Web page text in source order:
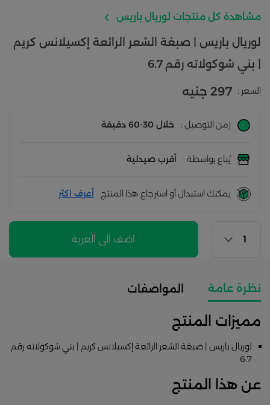
مشاهدة كل منتجات لوريال باريس
لوريال باريس | صبغة الشعر الرائعة إكسيلانس كريم
| بني شوكولاته رقم 6.7
السعر : 297 جنيه
زمن التوصيل : خلال 30-60 دقيقة
يُباع بواسطة : أقرب صيدلية
يمكنك استبدال أو استرجاع هذا المنتج أعرف اكثر
اضف الى العربة
نظرة عامة المواصفات
مميزات المنتج
لوريال باريس | صبغة الشعر الرائعة إكسيلانس كريم | بني شوكولاته رقم
6.7
عن هذا المنتج